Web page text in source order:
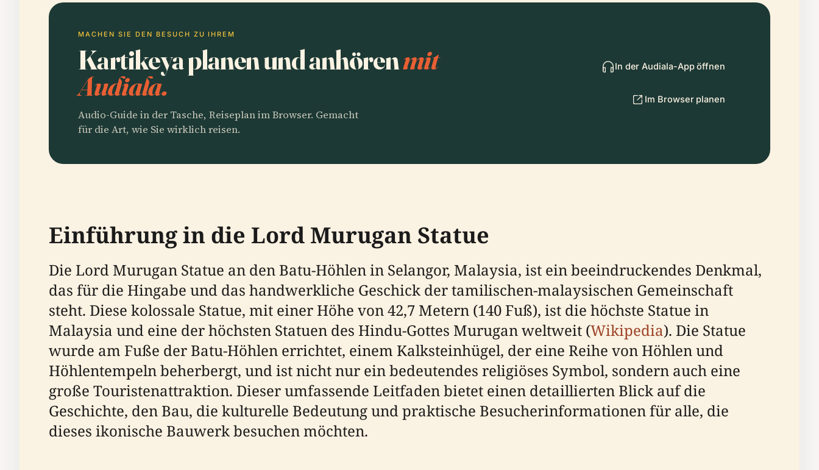
MACHEN SIE DEN BESUCH ZU IHREM
Kartikeya planen und anhörenmit
Audiala.
Audio-Guide in der Tasche, Reiseplan im Browser. Gemacht
für die Art, wie Sie wirklich reisen.
In der Audiala-App öffnen
Im Browser planen
Einführung in die Lord Murugan Statue
Die Lord Murugan Statue an den Batu-Höhlen in Selangor, Malaysia, ist ein beeindruckendes Denkmal,
das für die Hingabe und das handwerkliche Geschick der tamilischen-malaysischen Gemeinschaft
steht. Diese kolossale Statue, mit einer Höhe von 42,7 Metern (140 Fuß), ist die höchste Statue in
Malaysia und eine der höchsten Statuen des Hindu-Gottes Murugan weltweit (Wikipedia). Die Statue
wurde am Fuße der Batu-Höhlen errichtet, einem Kalksteinhügel, der eine Reihe von Höhlen und
Höhlentempeln beherbergt, und ist nicht nur ein bedeutendes religiöses Symbol, sondern auch eine
große Touristenattraktion. Dieser umfassende Leitfaden bietet einen detaillierten Blick auf die
Geschichte, den Bau, die kulturelle Bedeutung und praktische Besucherinformationen für alle, die
dieses ikonische Bauwerk besuchen möchten.